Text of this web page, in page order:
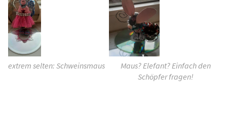
extrem selten: Schweinsmaus
Maus? Elefant? Einfach den
Schöpfer fragen!